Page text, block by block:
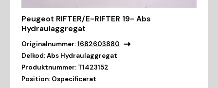
Peugeot RIFTER/E-RIFTER 19- Abs
Hydraulaggregat
Originalnummer:1682603880
Delkod:Abs Hydraulaggregat
Produktnummer: T1423152
Position: Ospecificerat